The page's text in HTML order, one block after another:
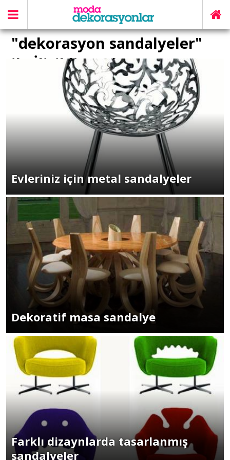
"dekorasyon sandalyeler"
ile İlişikli yazılar
Evleriniz için metal sandalyeler
Dekoratif masa sandalye
Farklı dizaynlarda tasarlanmış
sandalyeler